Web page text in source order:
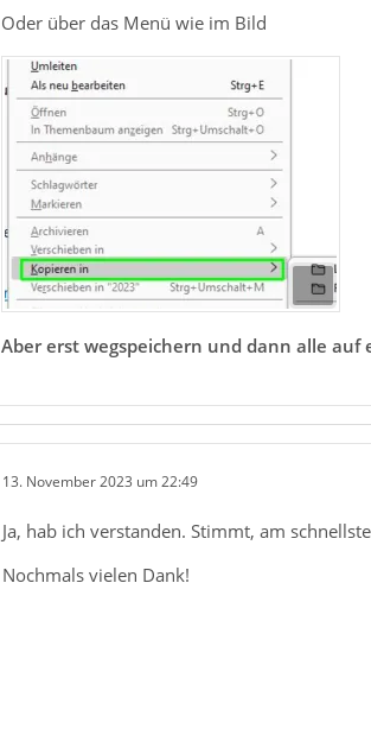
Oder über das Menü wie im Bild
Aber erst wegspeichern und dann alle
13. November 2023 um 22:49
Ja, hab ich verstanden. Stimmt, am
Nochmals vielen Dank!